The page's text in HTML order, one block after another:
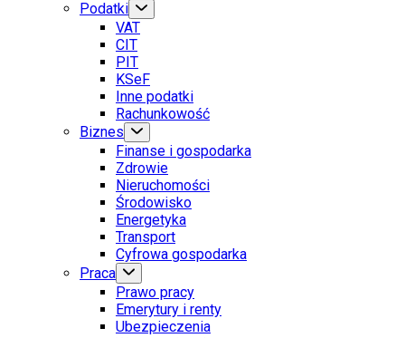
Podatki
VAT
CIT
PIT
KSeF
Inne podatki
Rachunkowość
Biznes
Finanse i gospodarka
Zdrowie
Nieruchomości
Środowisko
Energetyka
Transport
Cyfrowa gospodarka
Praca
Prawo pracy
Emerytury i renty
Ubezpieczenia